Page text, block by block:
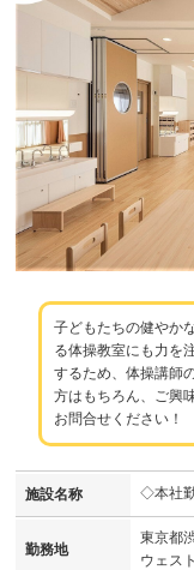
子どもたちの健やか
る体操教室にも力を
するため、体操講師
方はもちろん、ご興
お問合せください！
施設名称 ◇本社
勤務地
東京都
ウェス